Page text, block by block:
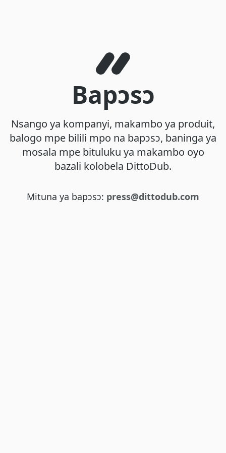
Bapɔsɔ
Nsango ya kompanyi, makambo ya produit,
balogo mpe bilili mpo na bapɔsɔ, baninga ya
mosala mpe bituluku ya makambo oyo
bazali kolobela DittoDub.
Mituna ya bapɔsɔ: press@dittodub.com